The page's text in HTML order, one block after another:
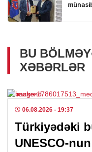
BU
XƏBƏRLƏR
06.08.2026 - 19:37
Türkiyədəki
UNESCO-